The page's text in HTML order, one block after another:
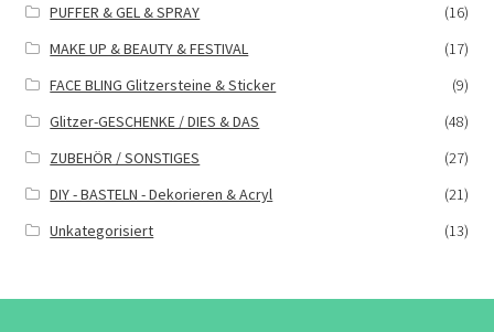
PUFFER & GEL & SPRAY
(16)
MAKE UP & BEAUTY & FESTIVAL
(17)
FACE BLING Glitzersteine & Sticker
(9)
Glitzer-GESCHENKE / DIES & DAS
(48)
ZUBEHÖR / SONSTIGES
(27)
DIY - BASTELN - Dekorieren & Acryl
(21)
Unkategorisiert
(13)